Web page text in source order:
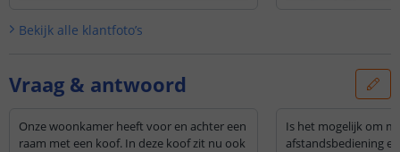
Bekijk alle klantfoto’s
Vraag & antwoord
Onze woonkamer heeft voor en achter een
raam met een koof. In deze koof zit nu ook
Is het mogelijk om
afstandsbediening